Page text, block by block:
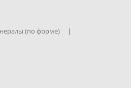
(по форме)
|